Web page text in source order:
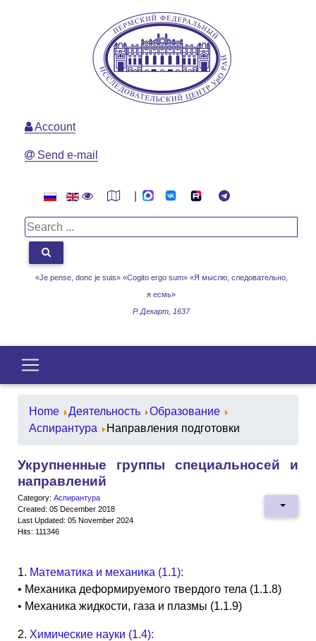
«Je pense, donc je suis» «Cogito ergo sum» «Я мыслю, следовательно,
я есмь»
Р. Декарт, 1637
Account
Send e-mail
Home Деятельность
Образование
Аспирантура
Направления подготовки
Укрупненные группы специальносей и
направлений
Category: Аспирантура
Created: 05 December 2018
Last Updated: 05 November 2024
Hits: 111346
1. Математика и механика (1.1):
• Механика деформируемого твердого тела (1.1.8)
• Механика жидкости, газа и плазмы (1.1.9)
2. Химические науки (1.4):